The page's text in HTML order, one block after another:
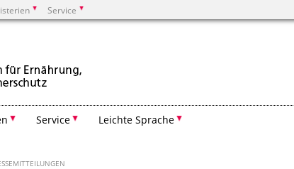
Service
Service Leichte Sprache